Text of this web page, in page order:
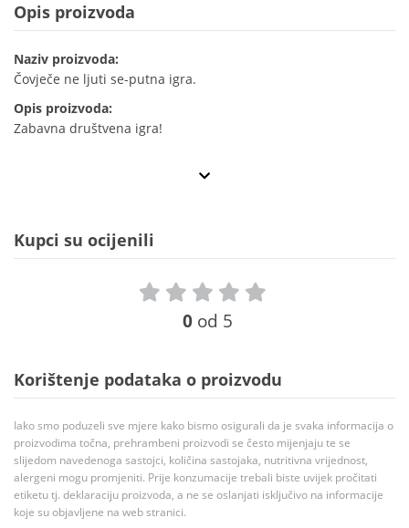
Opis proizvoda
Naziv proizvoda:
Čovječe ne ljuti se-putna igra.
Opis proizvoda:
Zabavna društvena igra!
Kupci su ocijenili
0 od 5
Korištenje podataka o proizvodu
Iako smo poduzeli sve mjere kako bismo osigurali da je svaka informacija o
proizvodima točna, prehrambeni proizvodi se često mijenjaju te se
slijedom navedenoga sastojci, količina sastojaka, nutritivna vrijednost,
alergeni mogu promjeniti. Prije konzumacije trebali biste uvijek pročitati
etiketu tj. deklaraciju proizvoda, a ne se oslanjati isključivo na informacije
koje su objavljene na web stranici.